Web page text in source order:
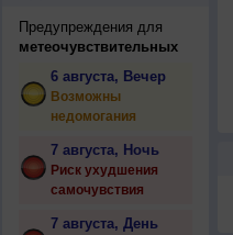
Предупреждения для
метеочувствительных
6 августа, Вечер
Возможны
недомогания
7 августа, Ночь
Риск ухудшения
самочувствия
7 августа, День